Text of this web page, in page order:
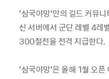
‘삼국야망’만의 길드 커뮤
신 서버에서 군단 레벨 4레
300철전을 전격 지급한다.
‘삼국야망’은 올해 1월 오